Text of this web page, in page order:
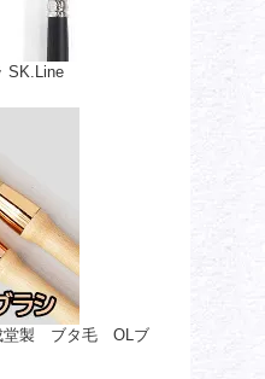
SK.Line
堂製 ブタ毛 OLブ